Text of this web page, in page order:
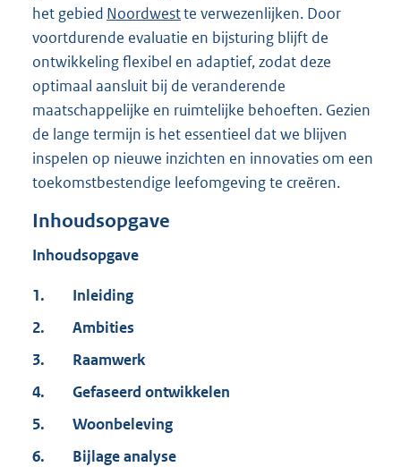
het gebied Noordwestte verwezenlijken. Door
voortdurende evaluatie en bijsturing blijft de
ontwikkeling flexibel en adaptief, zodat deze
optimaal aansluit bij de veranderende
maatschappelijke en ruimtelijke behoeften. Gezien
de lange termijn is het essentieel dat we blijven
inspelen op nieuwe inzichten en innovaties om een
toekomstbestendige leefomgeving te creëren.
Inhoudsopgave
Inhoudsopgave
1.
Inleiding
2.
Ambities
3.
Raamwerk
4.
Gefaseerd ontwikkelen
5.
Woonbeleving
6.
Bijlage analyse